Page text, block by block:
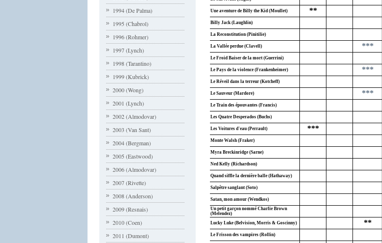
1994 (De Palma)
1995 (Chabrol)
1996 (Rohmer)
1997 (Lynch)
1998 (Tarantino)
1999 (Kubrick)
2000 (Wong)
2001 (Lynch)
2002 (Almodovar)
2003 (Van Sant)
2004 (Bergman)
2005 (Eastwood)
2006 (Almodovar)
2007 (Rivette)
2008 (Anderson)
2009 (Resnais)
2010 (Coen)
2011 (Dumont)
Une aventure de Billy the Kid (Moullet) **
Billy Jack (Laughlin)
La Reconstitution (Pinitilie)
La Vallée perdue (Clavell) ***
Le Froid Baiser de la mort (Guerrini)
Le Pays de la violence (Frankenheimer) ***
Le Réveil dans la terreur (Kotcheff)
Le Sauveur (Mardore) ***
Le Train des épouvantes (Francis)
Les Quatre Desperados (Buchs)
Les Voitures d'eau (Perrault) ***
Monte Walsh (Fraker)
Myra Breckinridge (Sarne)
Ned Kelly (Richardson)
Quand siffle la dernière balle (Hathaway)
Salpêtre sanglant (Soto)
Satan, mon amour (Wendkos)
Un petit garçon nommé Charlie Brown
(Melendez)
Lucky Luke (Belvision, Morris & Goscinny) **
Le Frisson des vampires (Rollin)